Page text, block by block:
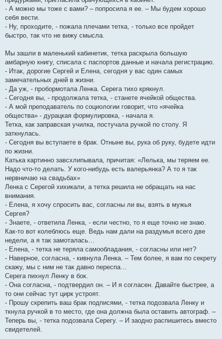
- А можно мы тоже с вами? – попросила я ее. – Мы будем хорошо
себя вести.
- Ну, проходите, - пожала плечами тетка, - только все пройдет
быстро, так что не вижу смысла.
Мы зашли в маленький кабинетик, тетка раскрыла большую
амбарную книгу, списала с паспортов данные и начала регистрацию.
- Итак, дорогие Сергей и Елена, сегодня у вас один самых
замечательных дней в жизни.
- Да уж, - пробормотала Ленка. Серега тихо крякнул.
- Сегодня вы, - продолжала тетка, - станете ячейкой общества.
- А мой преподаватель по социологии говорит, что «ячейка
общества» - дурацкая формулировка, - начала я.
Тетка, как заправская училка, постучала ручкой по столу. Я
заткнулась.
- Сегодня вы вступаете в брак. Отныне вы, рука об руку, будете идти
по жизни.
Катька картинно завсхлипывала, причитая: «Лелька, мы теряем ее.
Надо что-то делать. У кого-нибудь есть валерьянка? А то я так
нервничаю на свадьбах»
Ленка с Серегой хихикали, а тетка решила не обращать на нас
внимания.
- Елена, я хочу спросить вас, согласны ли вы, взять в мужья
Сергея?
- Знаете, - ответила Ленка, - если честно, то я еще точно не знаю.
Как-то вот колеблюсь еще. Ведь нам дали на раздумья всего две
недели, а я так замоталась…
- Елена, - тетка не теряла самообладания, - согласны или нет?
- Наверное, согласна, - кивнула Ленка. – Тем более, я вам по секрету
скажу, мы с ним не так давно переспа…
Серега пихнул Ленку в бок.
- Она согласна, - подтвердил он. – И я согласен. Давайте быстрее, а
то они сейчас тут цирк устроят.
- Прошу скрепить ваш брак подписями, - тетка подозвала Ленку и
ткнула ручкой в то место, где она должна была оставить автограф. –
Теперь вы, - тетка подозвала Серегу. – И заодно распишитесь вместо
свидетелей.